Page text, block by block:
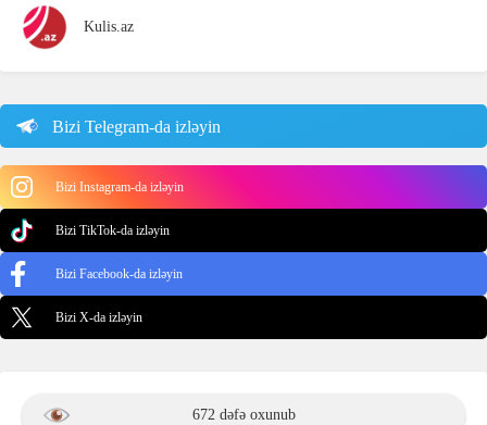
Kulis.az
Bizi Telegram-da izləyin
Bizi Instagram-da izləyin
Bizi TikTok-da izləyin
Bizi Facebook-da izləyin
Bizi X-da izləyin
672 dəfə oxunub